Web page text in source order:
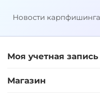
Новости
Моя учетная запись
Магазин